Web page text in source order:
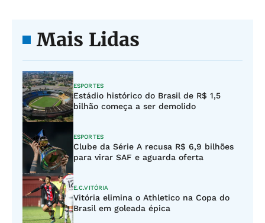
Mais Lidas
ESPORTES
Estádio histórico do Brasil de R$ 1,5
bilhão começa a ser demolido
ESPORTES
Clube da Série A recusa R$ 6,9 bilhões
para virar SAF e aguarda oferta
E.C.VITÓRIA
Vitória elimina o Athletico na Copa do
Brasil em goleada épica